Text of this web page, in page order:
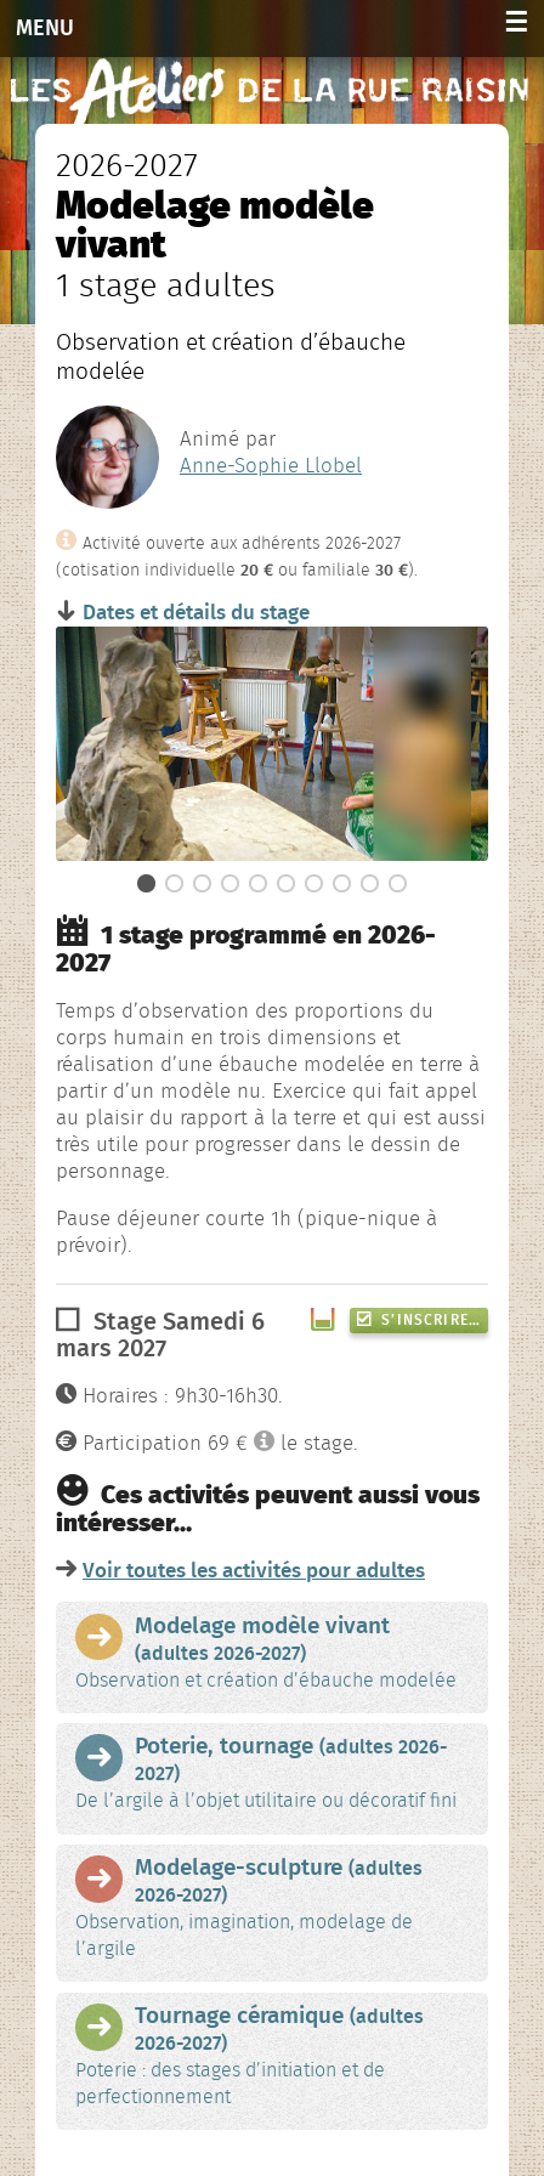
MENU ☰
Accueil
Activités
Adultes 2026-2027
Agenda des stages
Agenda
Infos et contacts
L’association
Rencontres contées
En images…
2026-2027
Modelage modèle
vivant
1 stage adultes
Observation et création d’ébauche
modelée
Animé par
Anne-Sophie Llobel
Activité ouverte aux adhérents 2026-2027
(cotisation individuelle 20 € ou familiale 30 €).
Dates et détails du stage
1 stage programmé en 2026-
2027
Temps d’observation des proportions du
corps humain en trois dimensions et
réalisation d’une ébauche modelée en terre à
partir d’un modèle nu. Exercice qui fait appel
au plaisir du rapport à la terre et qui est aussi
très utile pour progresser dans le dessin de
personnage.
Pause déjeuner courte 1h (pique-nique à
prévoir).
S’INSCRIRE…
Stage Samedi 6
mars 2027
Horaires : 9h30-16h30.
Participation 69 € le stage.
Ces activités peuvent aussi vous
intéresser…
Voir toutes les activités pour adultes
Modelage modèle vivant
(adultes 2026-2027)
Observation et création d’ébauche modelée
Poterie, tournage (adultes 2026-
2027)
De l’argile à l’objet utilitaire ou décoratif fini
Modelage-sculpture (adultes
2026-2027)
Observation, imagination, modelage de
l’argile
Tournage céramique (adultes
2026-2027)
Poterie : des stages d’initiation et de
perfectionnement